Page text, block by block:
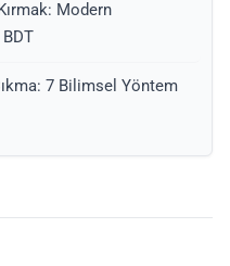
Modern
7 Bilimsel Yöntem